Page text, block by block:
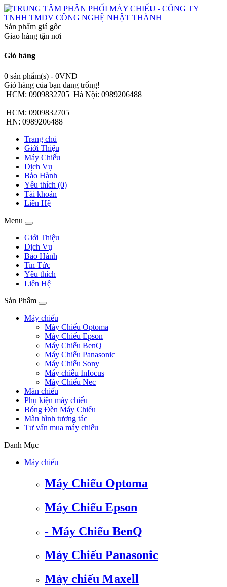
Sản phẩm giá gốc
Giao hàng tận nơi
Giỏ hàng
0 sản phẩm(s) - 0VND
Giỏ hàng của bạn đang trống!
HCM: 0909832705 Hà Nội: 0989206488
HCM: 0909832705
HN: 0989206488
Trang chủ
Giới Thiệu
Máy Chiếu
Dịch Vụ
Bảo Hành
Yêu thích (0)
Tài khoản
Liên Hệ
Menu
Giới Thiệu
Dịch Vụ
Bảo Hành
Tin Tức
Yêu thích
Liên Hệ
Sản Phẩm
Máy chiếu
Máy Chiếu Optoma
Máy Chiếu Epson
Máy Chiếu BenQ
Máy Chiếu Panasonic
Máy Chiếu Sony
Máy chiếu Infocus
Máy Chiếu Nec
Màn chiếu
Phụ kiện máy chiếu
Bóng Đèn Máy Chiếu
Màn hình tương tác
Tư vấn mua máy chiếu
Danh Mục
Máy chiếu
Máy Chiếu Optoma
Máy Chiếu Epson
- Máy Chiếu BenQ
Máy Chiếu Panasonic
Máy chiếu Maxell